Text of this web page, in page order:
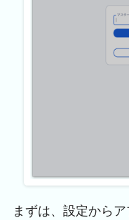
まずは、設定から